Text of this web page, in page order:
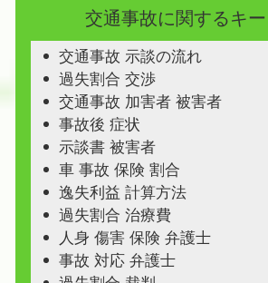
交通事故に関するキ
交通事故 示談の流れ
過失割合 交渉
交通事故 加害者 被害者
事故後 症状
示談書 被害者
車 事故 保険 割合
逸失利益 計算方法
過失割合 治療費
人身 傷害 保険 弁護士
事故 対応 弁護士